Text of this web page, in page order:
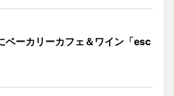
ベーカリーカフェ＆ワイン「esc